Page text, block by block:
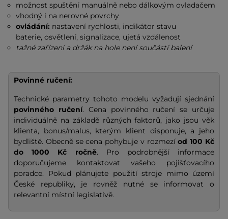
možnost spuštění manuálně nebo dálkovým ovladačem
vhodný i na nerovné povrchy
ovládání: nastavení rychlosti, indikátor stavu
baterie, osvětlení, signalizace, ujetá vzdálenost
tažné zařízení a držák na hole není součástí balení
Povinné ručení:
Technické parametry tohoto modelu vyžadují sjednání
povinného ručení. Cena povinného ručení se určuje
individuálně na základě různých faktorů, jako jsou věk
klienta, bonus/malus, kterým klient disponuje, a jeho
bydliště. Obecně se cena pohybuje v rozmezíod 100 Kč
do 1000 Kč ročně. Pro podrobnější informace
doporučujeme kontaktovat vašeho pojišťovacího
poradce. Pokud plánujete použití stroje mimo území
České republiky, je rovněž nutné se informovat o
relevantní místní legislativě.